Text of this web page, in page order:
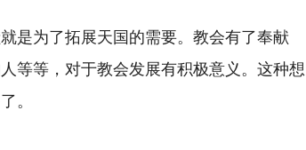
是为了拓展天国的需要。教会有了奉献
等等，对于教会发展有积极意义。这种想
。